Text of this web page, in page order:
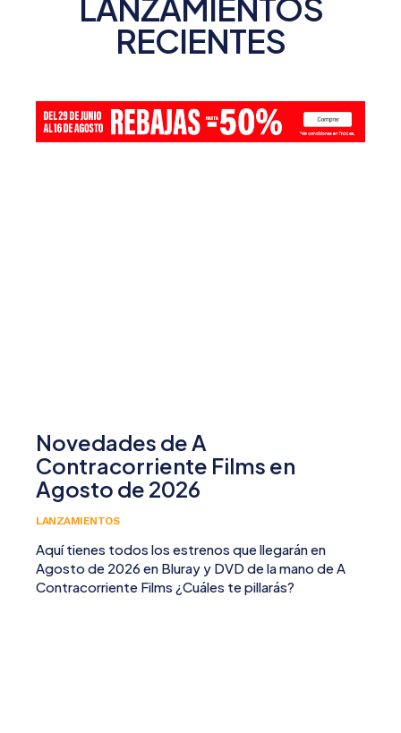
LANZAMIENTOS
RECIENTES
Novedades de A
Contracorriente Films en
Agosto de 2026
LANZAMIENTOS
Aquí tienes todos los estrenos que llegarán en
Agosto de 2026 en Bluray y DVD de la mano de A
Contracorriente Films ¿Cuáles te pillarás?